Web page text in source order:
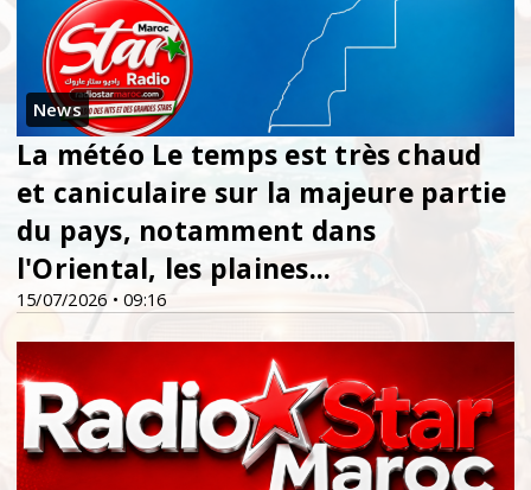
News
15/07/2026 • 09:16
La météo Le temps est très chaud
et caniculaire sur la majeure partie
du pays, notamment dans
l'Oriental, les plaines...